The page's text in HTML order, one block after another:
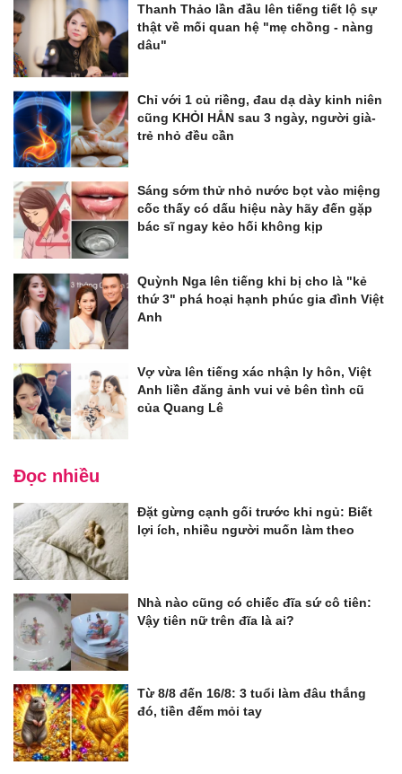
Thanh Thảo lần đầu lên tiếng tiết lộ sự
thật về mối quan hệ "mẹ chồng - nàng
dâu"
Chỉ với 1 củ riềng, đau dạ dày kinh niên
cũng KHỎI HẲN sau 3 ngày, người già-
trẻ nhỏ đều cần
Sáng sớm thử nhỏ nước bọt vào miệng
cốc thấy có dấu hiệu này hãy đến gặp
bác sĩ ngay kẻo hối không kịp
Quỳnh Nga lên tiếng khi bị cho là "kẻ
thứ 3" phá hoại hạnh phúc gia đình Việt
Anh
Vợ vừa lên tiếng xác nhận ly hôn, Việt
Anh liền đăng ảnh vui vẻ bên tình cũ
của Quang Lê
Đọc nhiều
Đặt gừng cạnh gối trước khi ngủ: Biết
lợi ích, nhiều người muốn làm theo
Nhà nào cũng có chiếc đĩa sứ cô tiên:
Vậy tiên nữ trên đĩa là ai?
Từ 8/8 đến 16/8: 3 tuổi làm đâu thắng
đó, tiền đếm mỏi tay